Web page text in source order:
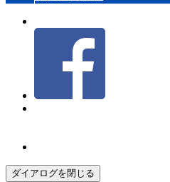
ダイアログを閉じる